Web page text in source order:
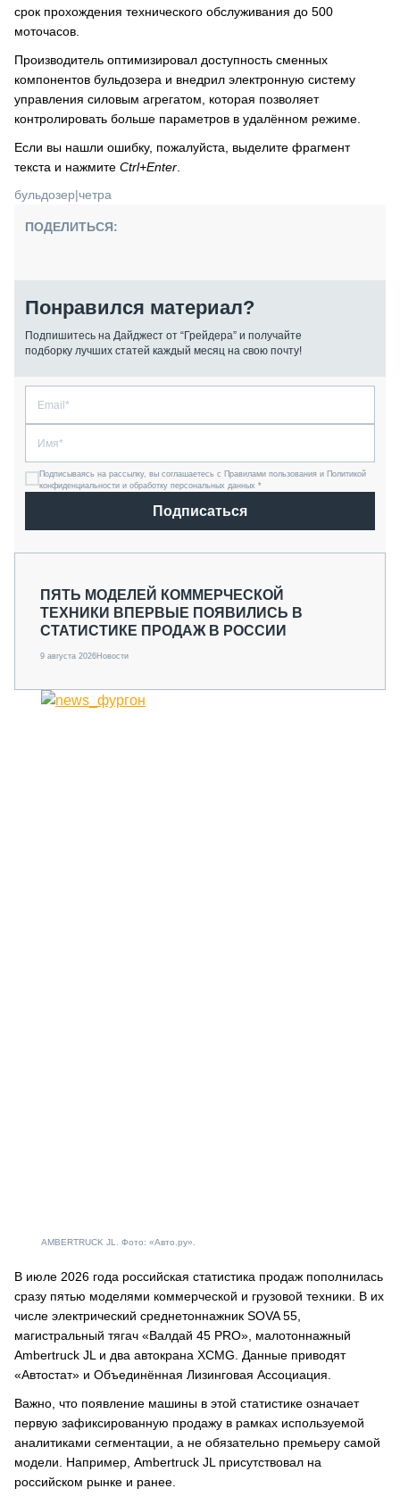
срок прохождения технического обслуживания до 500
моточасов.
Производитель оптимизировал доступность сменных
компонентов бульдозера и внедрил электронную систему
управления силовым агрегатом, которая позволяет
контролировать больше параметров в удалённом режиме.
Если вы нашли ошибку, пожалуйста, выделите фрагмент
текста и нажмите Ctrl+Enter
бульдозер|четра
ПОДЕЛИТЬСЯ:
Понравился материал?
Подпишитесь на Дайджест от “Грейдера” и получайте
подборку лучших статей каждый месяц на свою почту!
Подписываясь на рассылку, вы соглашаетесь с Правилами пользования и Политикой
конфиденциальности и обработку персональных данных *
Подписаться
ПЯТЬ МОДЕЛЕЙ КОММЕРЧЕСКОЙ
ТЕХНИКИ ВПЕРВЫЕ ПОЯВИЛИСЬ В
СТАТИСТИКЕ ПРОДАЖ В РОССИИ
9 августа 2026Новости
AMBERTRUCK JL. Фото: «Авто.ру».
В июле 2026 года российская статистика продаж пополнилась
сразу пятью моделями коммерческой и грузовой техники. В их
числе электрический среднетоннажник SOVA 55,
магистральный тягач «Валдай 45 PRO», малотоннажный
Ambertruck JL и два автокрана XCMG. Данные приводят
«Автостат» и Объединённая Лизинговая Ассоциация.
Важно, что появление машины в этой статистике означает
первую зафиксированную продажу в рамках используемой
аналитиками сегментации, а не обязательно премьеру самой
модели. Например, Ambertruck JL присутствовал на
российском рынке и ранее.